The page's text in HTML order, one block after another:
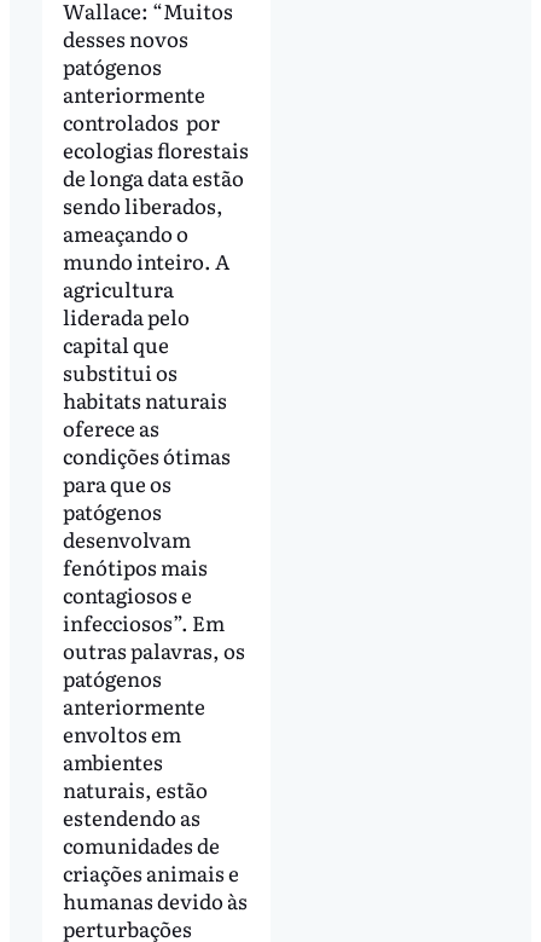
Wallace: “Muitos
desses novos
patógenos
anteriormente
controlados por
ecologias florestais
de longa data estão
sendo liberados,
ameaçando o
mundo inteiro. A
agricultura
liderada pelo
capital que
substitui os
habitats naturais
oferece as
condições ótimas
para que os
patógenos
desenvolvam
fenótipos mais
contagiosos e
infecciosos”. Em
outras palavras, os
patógenos
anteriormente
envoltos em
ambientes
naturais, estão
estendendo as
comunidades de
criações animais e
humanas devido às
perturbações